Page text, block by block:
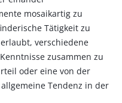
mosaikartig zu
Tätigkeit zu
verschiedene
zusammen zu
oder eine von der
Tendenz in der